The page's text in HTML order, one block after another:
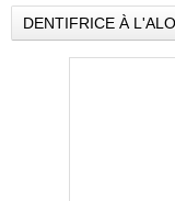
DENTIFRICE À